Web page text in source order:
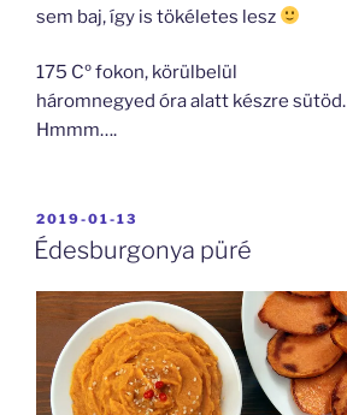
sem baj, így is tökéletes lesz
175 Cº fokon, körülbelül
háromnegyed óra alatt készre sütöd.
Hmmm….
BEKÜLDVE:
2019-01-13
Édesburgonya püré